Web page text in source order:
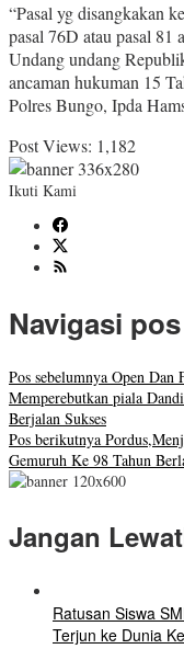
“Pasal yg disangkakan
pasal 76D atau pasal 81
Undang undang
ancaman hukuman 15
Polres Bungo, Ipda
Post Views: 1,182
Ikuti Kami
Navigasi pos
Pos sebelumnya Open Dan
Memperebutkan piala
Berjalan Sukses
Pos berikutnya
Gemuruh Ke 98 Tahun
Jangan
Ratusan Siswa
Terjun ke Dunia